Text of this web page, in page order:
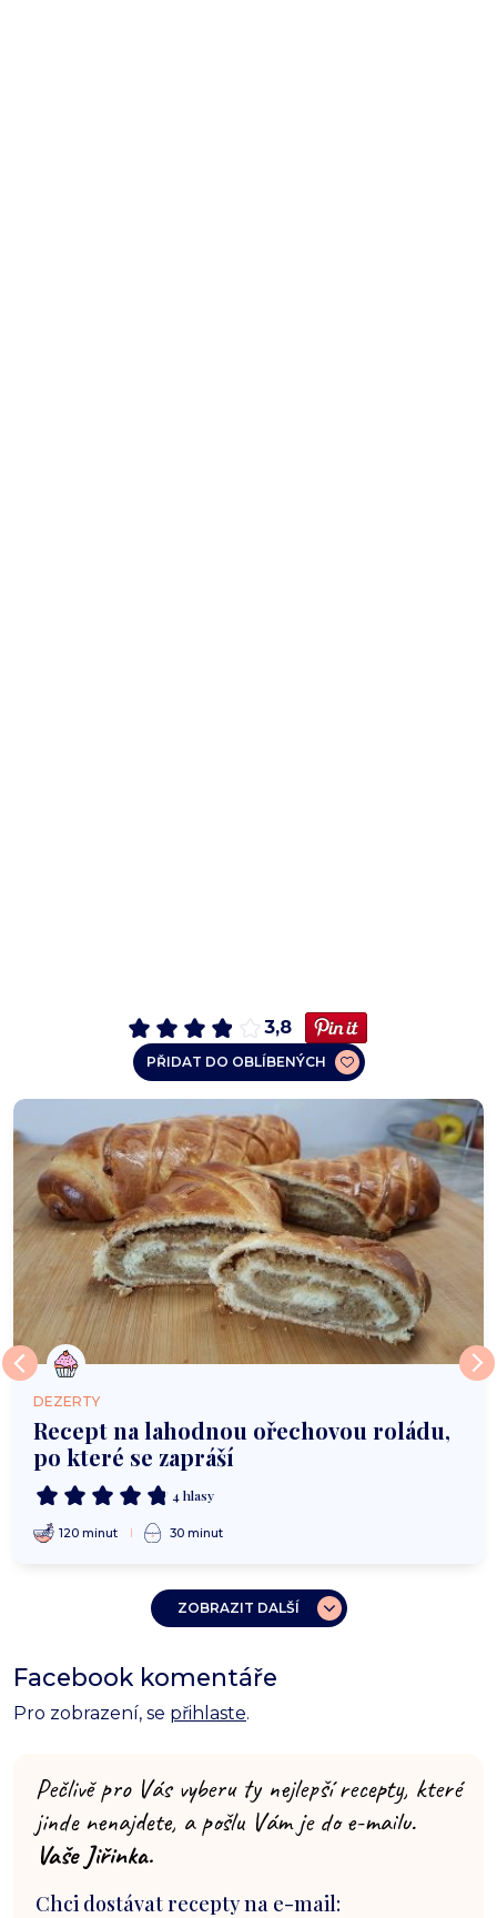
3,8
PŘIDAT DO OBLÍBENÝCH
DEZERTY
Recept na lahodnou ořechovou roládu,
po které se zapráší
4 hlasy
120 minut 30 minut
ZOBRAZIT DALŠÍ
Facebook komentáře
Pro zobrazení, se přihlaste.
Pečlivě pro Vás vyberu ty nejlepší recepty, které
jinde nenajdete, a pošlu Vám je do e-mailu.
Vaše Jiřinka.
Chci dostávat recepty na e-mail: